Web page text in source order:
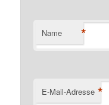
Name *
E-Mail-Adresse *